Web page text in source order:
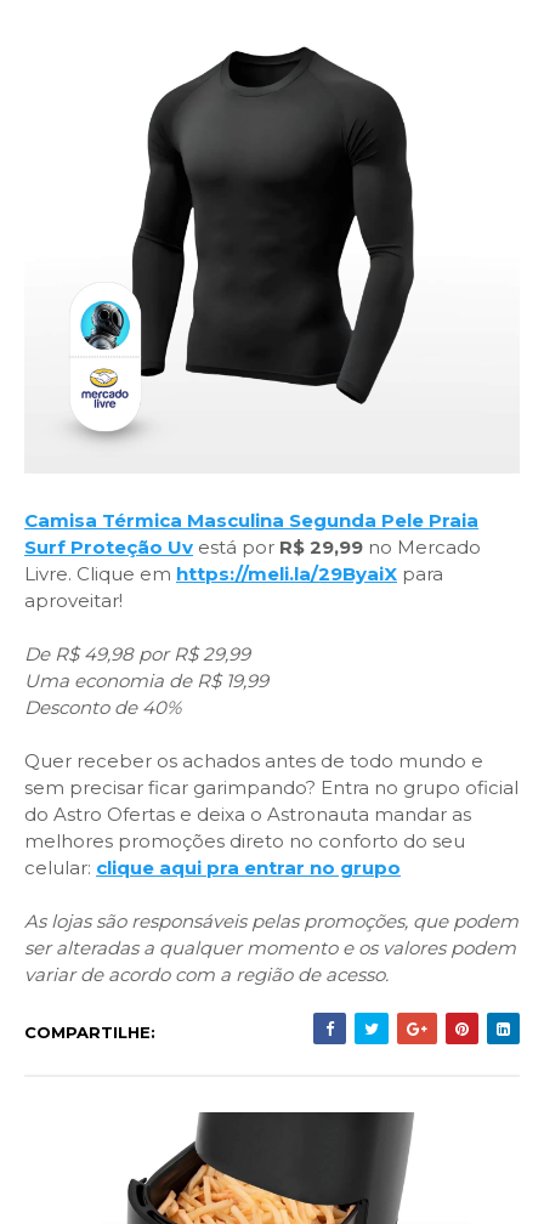
Camisa Térmica Masculina Segunda Pele Praia
Surf Proteção Uv está por R$ 29,99 no Mercado
Livre. Clique em https://meli.la/29ByaiX para
aproveitar!
De R$ 49,98 por R$ 29,99
Uma economia de R$ 19,99
Desconto de 40%
Quer receber os achados antes de todo mundo e
sem precisar ficar garimpando? Entra no grupo oficial
do Astro Ofertas e deixa o Astronauta mandar as
melhores promoções direto no conforto do seu
celular: clique aqui pra entrar no grupo
As lojas são responsáveis pelas promoções, que podem
ser alteradas a qualquer momento e os valores podem
variar de acordo com a região de acesso.
COMPARTILHE: